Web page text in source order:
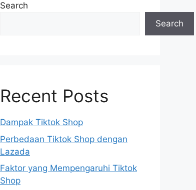
Search
Search
Recent Posts
Dampak Tiktok Shop
Perbedaan Tiktok Shop dengan
Lazada
Faktor yang Mempengaruhi Tiktok
Shop